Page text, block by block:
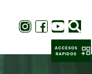
ACCESOS
RAPIDOS